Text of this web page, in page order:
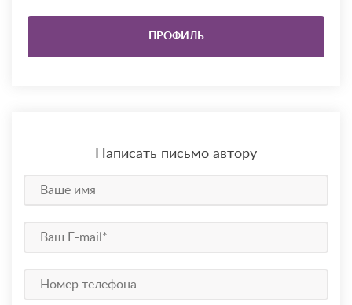
ПРОФИЛЬ
Написать письмо автору